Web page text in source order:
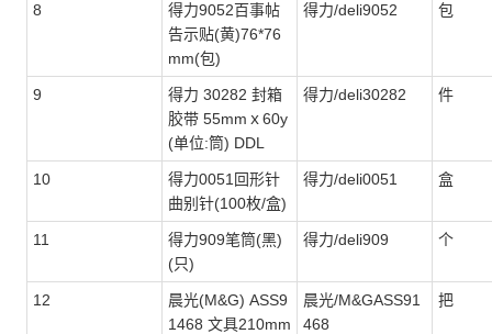
8
得力9052百事帖
告示贴(黄)76*76
mm(包)
得力/deli9052 包
9
得力 30282 封箱
胶带 55mmｘ60y
(单位:筒) DDL
得力/deli30282 件
10
得力0051回形针
曲别针(100枚/盒)
得力/deli0051 盒
11
得力909笔筒(黑)
(只)
得力/deli909 个
12
晨光(M&G) ASS9
1468 文具210mm
晨光/M&GASS91
468
把